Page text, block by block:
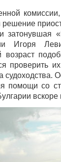
затонувшая
Игоря
возраст
проверить
судоходства.
помощи со
вскоре